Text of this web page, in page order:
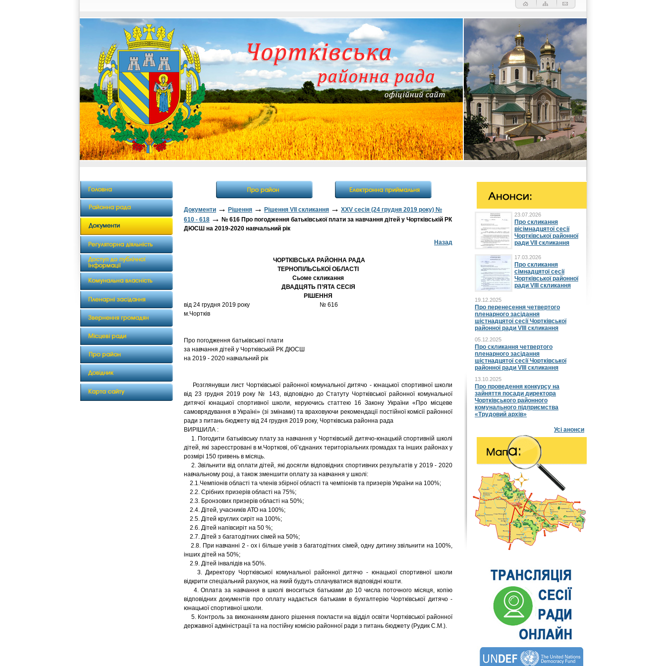
Документи → Рішення → Рішення VII скликання → XXV сесія (24 грудня 2019 року) №
610 - 618 → № 616 Про погодження батьківської плати за навчання дітей у Чортківській РК
ДЮСШ на 2019-2020 навчальний рік
Назад
ЧОРТКІВСЬКА РАЙОННА РАДА
ТЕРНОПІЛЬСЬКОЇ ОБЛАСТІ
Сьоме скликання
ДВАДЦЯТЬ П’ЯТА СЕСІЯ
РІШЕННЯ
від 24 грудня 2019 року № 616
м.Чортків
Про погодження батьківської плати
за навчання дітей у Чортківській РК ДЮСШ
на 2019 - 2020 навчальний рік
Розглянувши лист Чортківської районної комунальної дитячо - юнацької спортивної школи
від 23 грудня 2019 року № 143, відповідно до Статуту Чортківської районної комунальної
дитячої юнацької спортивної школи, керуючись статтею 16 Закону України «Про місцеве
самоврядування в Україні» (зі змінами) та враховуючи рекомендації постійної комісії районної
ради з питань бюджету від 24 грудня 2019 року, Чортківська районна рада
ВИРІШИЛА :
1. Погодити батьківську плату за навчання у Чортківській дитячо-юнацькій спортивній школі
дітей, які зареєстровані в м.Чорткові, об’єднаних територіальних громадах та інших районах у
розмірі 150 гривень в місяць.
2. Звільнити від оплати дітей, які досягли відповідних спортивних результатів у 2019 - 2020
навчальному році, а також зменшити оплату за навчання у школі:
2.1.Чемпіонів області та членів збірної області та чемпіонів та призерів України на 100%;
2.2. Срібних призерів області на 75%;
2.3. Бронзових призерів області на 50%;
2.4. Дітей, учасників АТО на 100%;
2.5. Дітей круглих сиріт на 100%;
2.6. Дітей напівсиріт на 50 %;
2.7. Дітей з багатодітних сімей на 50%;
2.8. При навчанні 2 - ох і більше учнів з багатодітних сімей, одну дитину звільнити на 100%,
інших дітей на 50%;
2.9. Дітей інвалідів на 50%.
3. Директору Чортківської комунальної районної дитячо - юнацької спортивної школи
відкрити спеціальний рахунок, на який будуть сплачуватися відповідні кошти.
4. Оплата за навчання в школі вноситься батьками до 10 числа поточного місяця, копію
відповідних документів про оплату надається батьками в бухгалтерію Чортківської дитячо -
юнацької спортивної школи.
5. Контроль за виконанням даного рішення покласти на відділ освіти Чортківської районної
державної адміністрації та на постійну комісію районної ради з питань бюджету (Рудик С.М.).
23.07.2026
Про скликання
вісімнадцятої сесії
Чортківської районної
ради VII скликання
17.03.2026
Про скликання
сімнадцятої сесії
Чортківської районної
ради VIII скликання
19.12.2025
Про перенесення четвертого
пленарного засідання
шістнадцятої сесії Чортківської
районної ради VIII скликання
05.12.2025
Про скликання четвертого
пленарного засідання
шістнадцятої сесії Чортківської
районної ради VIII скликання
13.10.2025
Про проведення конкурсу на
зайняття посади директора
Чортківського районного
комунального підприємства
«Трудовий архів»
Усі анонси